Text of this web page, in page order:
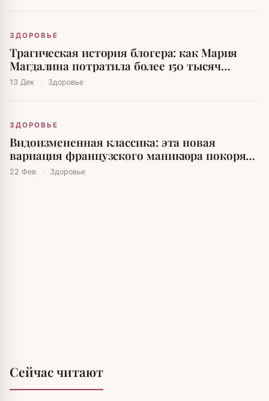
ЗДОРОВЬЕ
Трагическая история блогера: как Мария
Магдалина потратила более 150 тысяч
долларов на пластические операции
13 Дек · Здоровье
ЗДОРОВЬЕ
Видоизмененная классика: эта новая
вариация французского маникюра покоряет
социальные сети
22 Фев · Здоровье
Сейчас читают